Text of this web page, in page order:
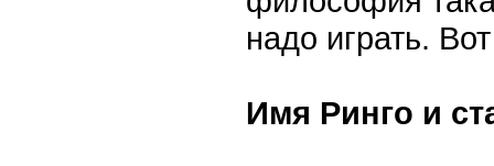
надо играть.
Имя Ринго и